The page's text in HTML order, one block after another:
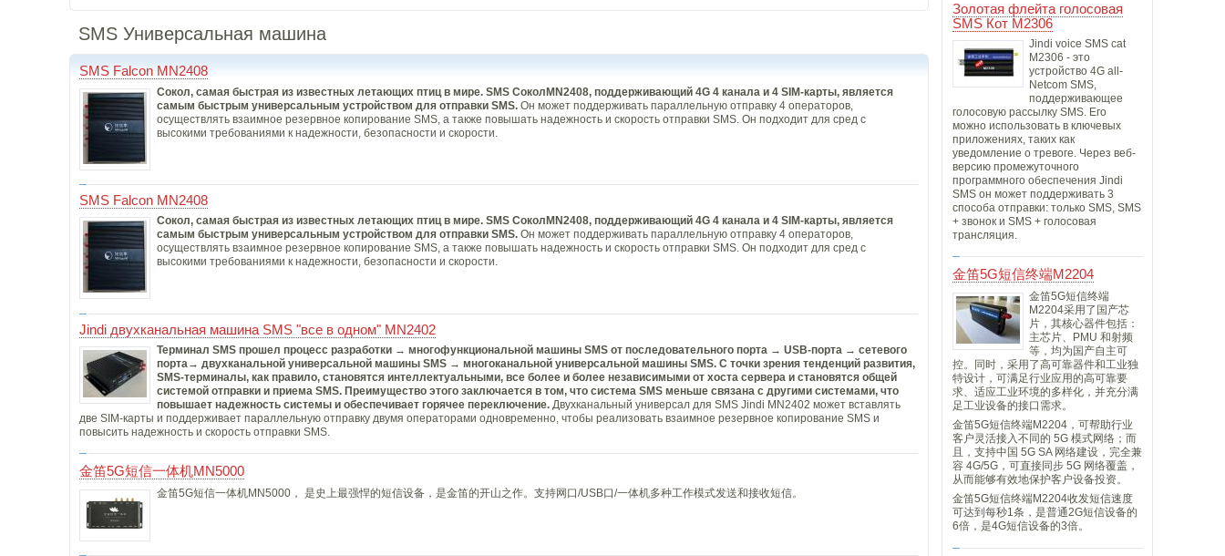
SMS Универсальная машина
SMS Falcon MN2408
Сокол, самая быстрая из известных летающих птиц в мире. SMS СоколMN2408, поддерживающий 4G 4 канала и 4 SIM-карты, является
самым быстрым универсальным устройством для отправки SMS. Он может поддерживать параллельную отправку 4 операторов,
осуществлять взаимное резервное копирование SMS, а также повышать надежность и скорость отправки SMS. Он подходит для сред с
высокими требованиями к надежности, безопасности и скорости.
SMS Falcon MN2408
Сокол, самая быстрая из известных летающих птиц в мире. SMS Сокол MN2408, поддерживающий 4G 4 канала и 4 SIM-карты, является
самым быстрым универсальным устройством для отправки SMS. Он может поддерживать параллельную отправку 4 операторов,
осуществлять взаимное резервное копирование SMS, а также повышать надежность и скорость отправки SMS. Он подходит для сред с
высокими требованиями к надежности, безопасности и скорости.
Jindi двухканальная машина SMS "все в одном" MN2402
Терминал SMS прошел процесс разработки → многофункциональной машины SMS от последовательного порта → USB-порта → сетевого
порта→ двухканальной универсальной машины SMS → многоканальной универсальной машины SMS. С точки зрения тенденций развития,
SMS-терминалы, как правило, становятся интеллектуальными, все более и более независимыми от хоста сервера и становятся общей
системой отправки и приема SMS. Преимущество этого заключается в том, что система SMS меньше связана с другими системами, что
повышает надежность системы и обеспечивает горячее переключение. Двухканальный универсал для SMS Jindi MN2402 может вставлять
две SIM-карты и поддерживает параллельную отправку двумя операторами одновременно, чтобы реализовать взаимное резервное копирование SMS и
повысить надежность и скорость отправки SMS.
金笛5G短信一体机MN5000
金笛5G短信一体机MN5000， 是史上最强悍的短信设备，是金笛的开山之作。支持网口/USB口/一体机多种工作模式发送和接收短信。
Золотая флейта голосовая
SMS Кот M2306
Jindi voice SMS cat
M2306 - это
устройство 4G all-
Netcom SMS,
поддерживающее
голосовую рассылку SMS. Его
можно использовать в ключевых
приложениях, таких как
уведомление о тревоге. Через веб-
версию промежуточного
программного обеспечения Jindi
SMS он может поддерживать 3
способа отправки: только SMS, SMS
+ звонок и SMS + голосовая
трансляция.
金笛5G短信终端M2204
金笛5G短信终端
M2204采用了国产芯
片，其核心器件包括：
主芯片、PMU 和射频
等，均为国产自主可
控。同时，采用了高可靠器件和工业独
特设计，可满足行业应用的高可靠要
求、适应工业环境的多样化，并充分满
足工业设备的接口需求。
金笛5G短信终端M2204，可帮助行业
客户灵活接入不同的 5G 模式网络；而
且，支持中国 5G SA 网络建设，完全兼
容 4G/5G，可直接同步 5G 网络覆盖，
从而能够有效地保护客户设备投资。
金笛5G短信终端M2204收发短信速度
可达到每秒1条，是普通2G短信设备的
6倍，是4G短信设备的3倍。